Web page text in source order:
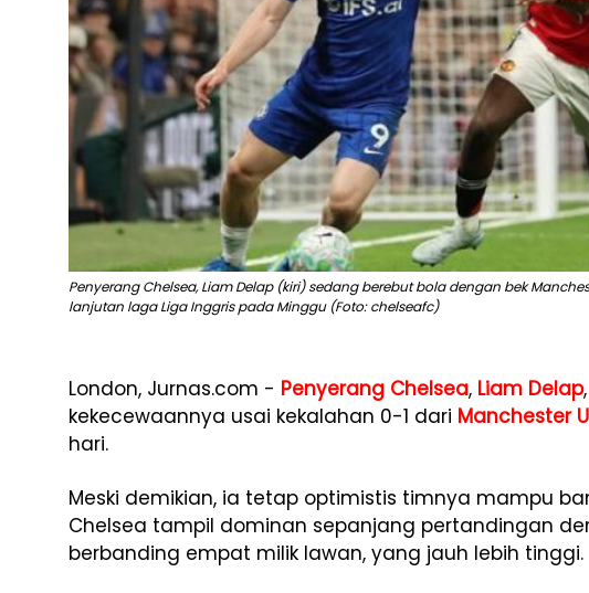
Penyerang Chelsea, Liam Delap (kiri) sedang berebut bola dengan bek
lanjutan laga Liga Inggris pada Minggu (Foto: chelseafc)
London, Jurnas.com - Penyerang Chelsea, Liam Delap
kekecewaannya usai kekalahan 0-1 dari Manchester
hari.
Meski demikian, ia tetap optimistis timnya mampu
Chelsea tampil dominan sepanjang pertandingan
berbanding empat milik lawan, yang jauh lebih tinggi.